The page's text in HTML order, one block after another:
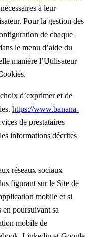
à leur
Pour la gestion des
de chaque
le menu d’aide du
manière l’Utilisateur
d’exprimer et de
https://www.banana-
de prestataires
informations décrites
réseaux sociaux
figurant sur le Site de
mobile et si
en poursuivant sa
mobile de